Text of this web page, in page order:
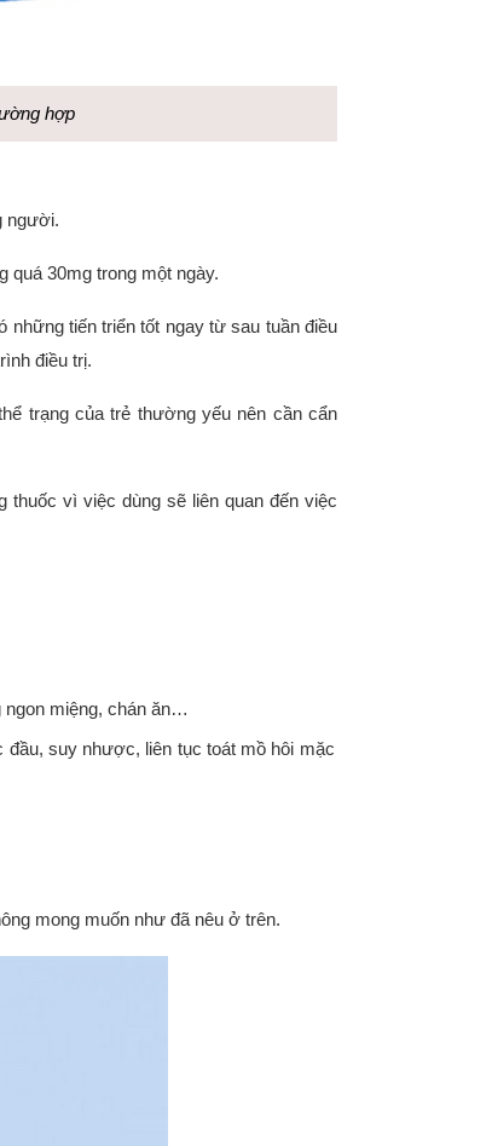
hợp
người.
quá 30mg trong một ngày.
những tiến triển tốt ngay từ sau tuần điều
điều trị.
trạng của trẻ thường yếu nên cần cẩn
thuốc vì việc dùng sẽ liên quan đến việc
ngon miệng, chán ăn…
suy nhược, liên tục toát mồ hôi mặc
mong muốn như đã nêu ở trên.